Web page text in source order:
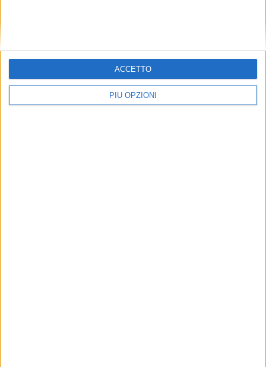
PIÙ OPZIONI
ACCETTO